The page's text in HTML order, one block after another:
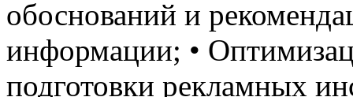
обоснований и
информации; •
подготовки рекламных